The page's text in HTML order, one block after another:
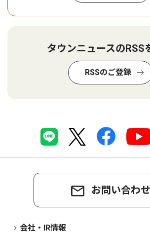
タウンニュースのRSS
RSSのご登録
お問い合わせ
会社・IR情報